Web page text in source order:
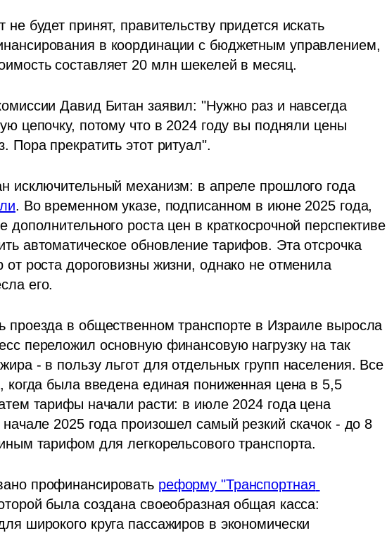
будет принят, правительству придется искать
в координации с бюджетным управлением,
составляет 20 млн шекелей в месяц.
Давид Битан заявил: "Нужно раз и навсегда
цепочку, потому что в 2024 году вы подняли цены
Пора прекратить этот ритуал".
В 2025 году был задействован исключительный механизм: в апреле прошлого года
. Во временном указе, подписанном в июне 2025 года,
дополнительного роста цен в краткосрочной перспективе
автоматическое обновление тарифов. Эта отсрочка
от роста дороговизны жизни, однако не отменила
его.
проезда в общественном транспорте в Израиле выросла
переложил основную финансовую нагрузку на так
- в пользу льгот для отдельных групп населения. Все
когда была введена единая пониженная цена в 5,5
тарифы начали расти: в июле 2024 года цена
2025 года произошел самый резкий скачок - до 8
тарифом для легкорельсового транспорта.
профинансировать реформу "Транспортная
была создана своеобразная общая касса:
широкого круга пассажиров в экономически